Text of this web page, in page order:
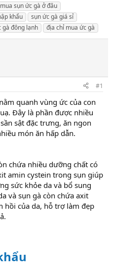
mua sụn ức gà ở đâu
khẩu
sụn ức gà giá sỉ
gà đông lạnh địa chỉ mua ức gà
#1
quanh vùng ức của con
Đây là phần được nhiều
sật đặc trưng, ăn ngon
món ăn hấp dẫn.
chứa nhiều dưỡng chất có
amin cystein trong sụn giúp
sức khỏe da và bổ sung
và sụn gà còn chứa axit
hồi của da, hỗ trợ làm đẹp